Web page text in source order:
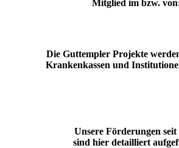
Mitglied im bzw.
Die Guttempler Projekte
Krankenkassen und
Unsere Förderungen seit
sind hier detailliert